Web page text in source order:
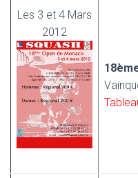
Les 3 et 4 Mars
2012